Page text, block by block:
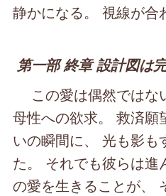
静かになる。 視線が合
第一部 終章 設計図は
この愛は偶然ではな
母性への欲求。 救済願
いの瞬間に、 光も影も
た。 それでも彼らは進
の愛を生きることが、